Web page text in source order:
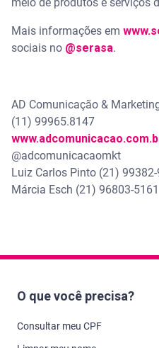
Mais informações em
sociais no @serasa.
AD Comunicação &
(11) 99965.8147
@adcomunicacaomkt
Luiz Carlos Pinto (21)
Márcia Esch (21) 96803-5161
O que você precisa?
Consultar meu CPF